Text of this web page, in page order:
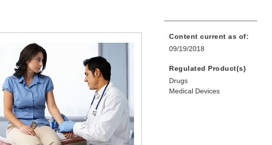
Content current as of:
09/19/2018
Regulated Product(s)
Drugs
Medical Devices